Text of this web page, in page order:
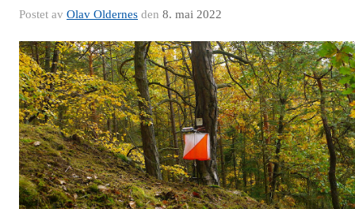
Postet av Olav Oldernes den 8. mai 2022